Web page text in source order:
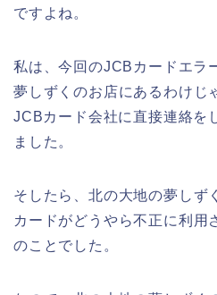
ですよね。
私は、今回のJCBカードエラ
夢しずくのお店にあるわけじ
JCBカード会社に直接連絡を
ました。
そしたら、北の大地の夢しず
カードがどうやら不正に利用
のことでした。